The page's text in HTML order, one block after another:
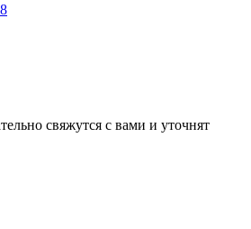
свяжутся с вами и уточнят